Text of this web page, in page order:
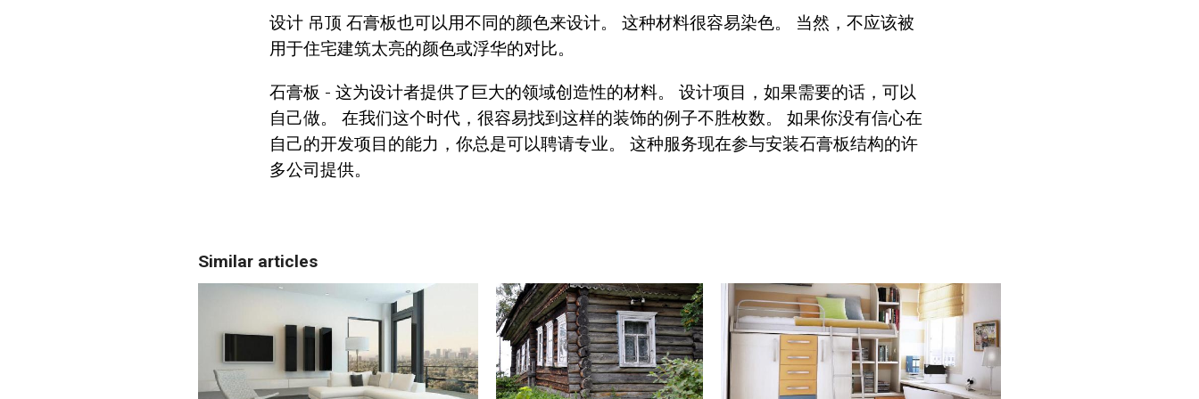
设计 吊顶 石膏板也可以用不同的颜色来设计。 这种材料很容易染色。 当然，不应该被
用于住宅建筑太亮的颜色或浮华的对比。
石膏板 - 这为设计者提供了巨大的领域创造性的材料。 设计项目，如果需要的话，可以
自己做。 在我们这个时代，很容易找到这样的装饰的例子不胜枚数。 如果你没有信心在
自己的开发项目的能力，你总是可以聘请专业。 这种服务现在参与安装石膏板结构的许
多公司提供。
Similar articles